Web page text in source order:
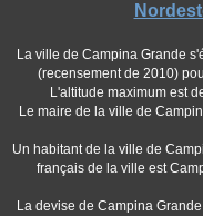
La ville de Campina Grande
(recensement de 2010)
L'altitude maximum est
Le maire de la ville de
Un habitant de la ville de
français de la ville est
La devise de Campina